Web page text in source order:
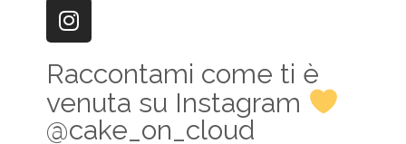
Raccontami come ti è
venuta su Instagram
@cake_on_cloud